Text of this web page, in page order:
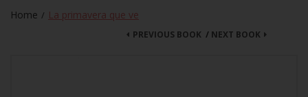
Home / La primavera que ve
NEXT BOOK
PREVIOUS BOOK /